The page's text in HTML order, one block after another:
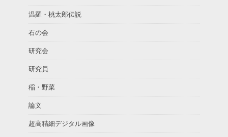
温羅・桃太郎伝説
石の会
研究会
研究員
稲・野菜
論文
超高精細デジタル画像